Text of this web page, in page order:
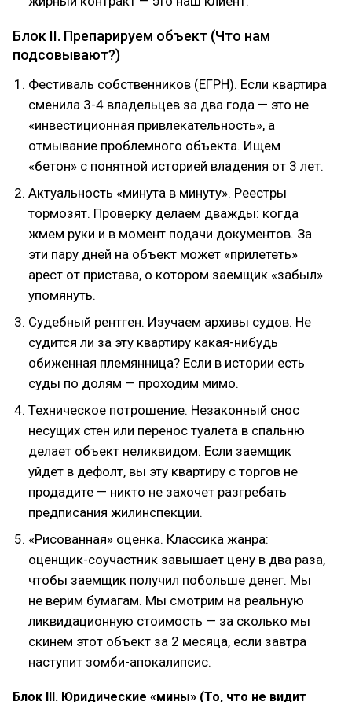
Блок II. Препарируем объект (Что нам
подсовывают?)
Фестиваль собственников (ЕГРН). Если квартира
сменила 3-4 владельцев за два года — это не
«инвестиционная привлекательность», а
отмывание проблемного объекта. Ищем
«бетон» с понятной историей владения от 3 лет.
Актуальность «минута в минуту». Реестры
тормозят. Проверку делаем дважды: когда
жмем руки и в момент подачи документов. За
эти пару дней на объект может «прилететь»
арест от пристава, о котором заемщик «забыл»
упомянуть.
Судебный рентген. Изучаем архивы судов. Не
судится ли за эту квартиру какая-нибудь
обиженная племянница? Если в истории есть
суды по долям — проходим мимо.
Техническое потрошение. Незаконный снос
несущих стен или перенос туалета в спальню
делает объект неликвидом. Если заемщик
уйдет в дефолт, вы эту квартиру с торгов не
продадите — никто не захочет разгребать
предписания жилинспекции.
«Рисованная» оценка. Классика жанра:
оценщик-соучастник завышает цену в два раза,
чтобы заемщик получил побольше денег. Мы
не верим бумагам. Мы смотрим на реальную
ликвидационную стоимость — за сколько мы
скинем этот объект за 2 месяца, если завтра
наступит зомби-апокалипсис.
Блок III. Юридические «мины» (То, что не видит